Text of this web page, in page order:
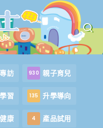
訪 930 親子育兒
習 135 升學導向
康 4 產品試用